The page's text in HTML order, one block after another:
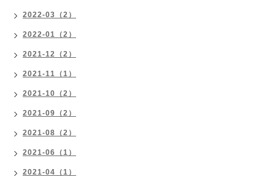
2022-03（2）
2022-01（2）
2021-12（2）
2021-11（1）
2021-10（2）
2021-09（2）
2021-08（2）
2021-06（1）
2021-04（1）